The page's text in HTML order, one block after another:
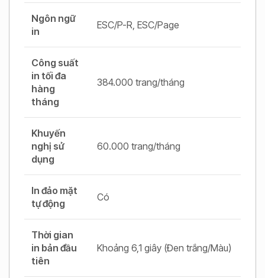
Ngôn ngữ
in
ESC/P-R, ESC/Page
Công suất
in tối đa
hàng
tháng
384.000 trang/tháng
Khuyến
nghị sử
dụng
60.000 trang/tháng
In đảo mặt
tự động
Có
Thời gian
in bản đầu
tiên
Khoảng 6,1 giây (Đen trắng/Màu)